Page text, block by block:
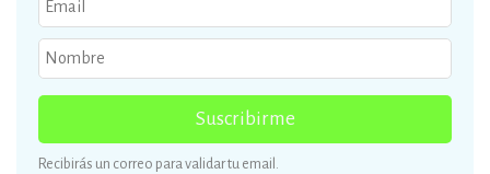
Suscribirme
Recibirás un correo para validar tu email.